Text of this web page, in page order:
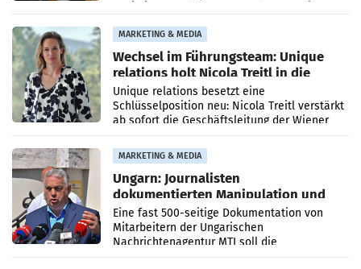
MARKETING & MEDIA
Wechsel im Führungsteam: Unique
relations holt Nicola Treitl in die
Geschäftsleitung
Unique relations besetzt eine
Schlüsselposition neu: Nicola Treitl verstärkt
ab sofort die Geschäftsleitung der Wiener
PR-Agentur an der Seite von Josef Kalina und
Anna Kalina-Mahr.
MARKETING & MEDIA
Ungarn: Journalisten
dokumentierten Manipulation und
Zensur
Eine fast 500-seitige Dokumentation von
Mitarbeitern der Ungarischen
Nachrichtenagentur MTI soll die
systematische Nachrichten-Manipulation und